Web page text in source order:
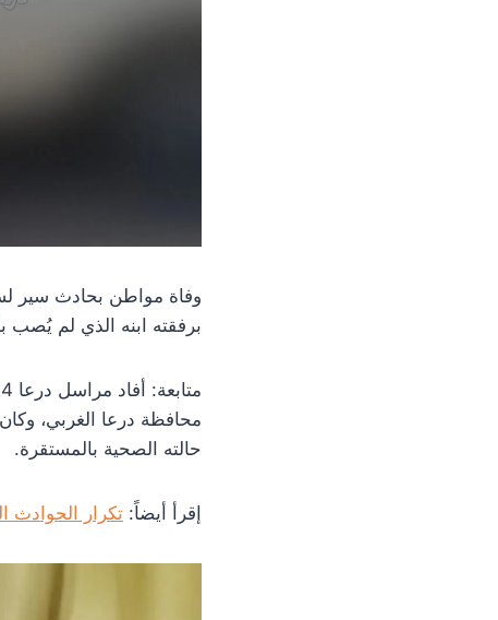
برفقته ابنه الذي لم
حالته الصحية بالمستقرة.
إقرأ أيضاً: تكرار الحوادث